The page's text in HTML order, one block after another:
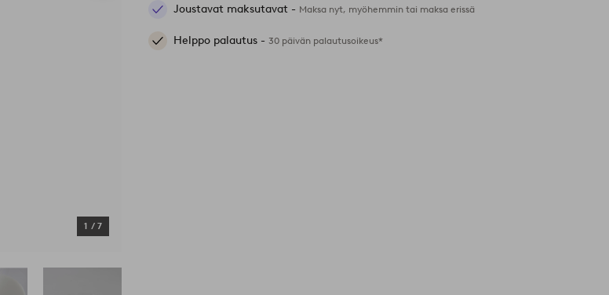
1 / 7
Joustavat maksutavat - Maksa nyt, myöhemmin tai maksa erissä
Helppo palautus -30 päivän palautusoikeus*